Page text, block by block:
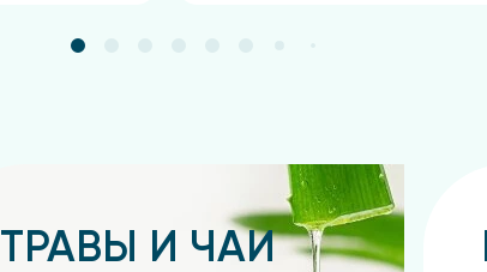
ТРАВЫ И ЧАИ